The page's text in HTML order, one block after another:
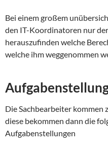
Bei einem großem
den IT-Koordinatoren nur
herauszufinden welche
welche ihm weggenommen
Die Sachbearbeiter
diese bekommen dann die
Aufgabenstellungen